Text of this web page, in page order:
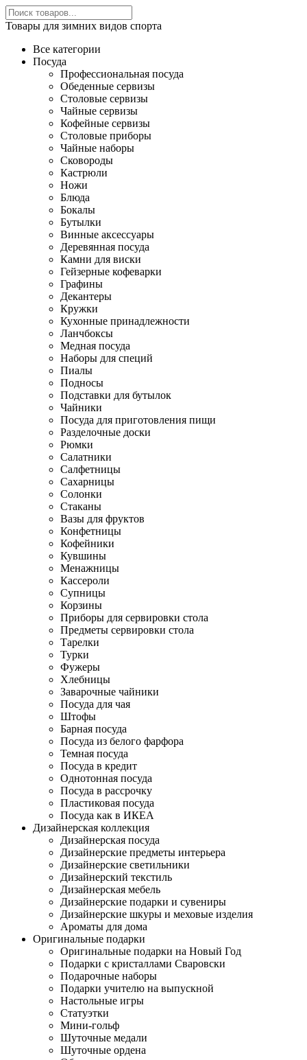
Товары для зимних видов спорта
Все категории
Посуда
Профессиональная посуда
Обеденные сервизы
Столовые сервизы
Чайные сервизы
Кофейные сервизы
Столовые приборы
Чайные наборы
Сковороды
Кастрюли
Ножи
Блюда
Бокалы
Бутылки
Винные аксессуары
Деревянная посуда
Камни для виски
Гейзерные кофеварки
Графины
Декантеры
Кружки
Кухонные принадлежности
Ланчбоксы
Медная посуда
Наборы для специй
Пиалы
Подносы
Подставки для бутылок
Чайники
Посуда для приготовления пищи
Разделочные доски
Рюмки
Салатники
Салфетницы
Сахарницы
Солонки
Стаканы
Вазы для фруктов
Конфетницы
Кофейники
Кувшины
Менажницы
Кассероли
Супницы
Корзины
Приборы для сервировки стола
Предметы сервировки стола
Тарелки
Турки
Фужеры
Хлебницы
Заварочные чайники
Посуда для чая
Штофы
Барная посуда
Посуда из белого фарфора
Темная посуда
Посуда в кредит
Однотонная посуда
Посуда в рассрочку
Пластиковая посуда
Посуда как в ИКЕА
Дизайнерская коллекция
Дизайнерская посуда
Дизайнерские предметы интерьера
Дизайнерские светильники
Дизайнерский текстиль
Дизайнерская мебель
Дизайнерские подарки и сувениры
Дизайнерские шкуры и меховые изделия
Ароматы для дома
Оригинальные подарки
Оригинальные подарки на Новый Год
Подарки с кристаллами Сваровски
Подарочные наборы
Подарки учителю на выпускной
Настольные игры
Статуэтки
Мини-гольф
Шуточные медали
Шуточные ордена